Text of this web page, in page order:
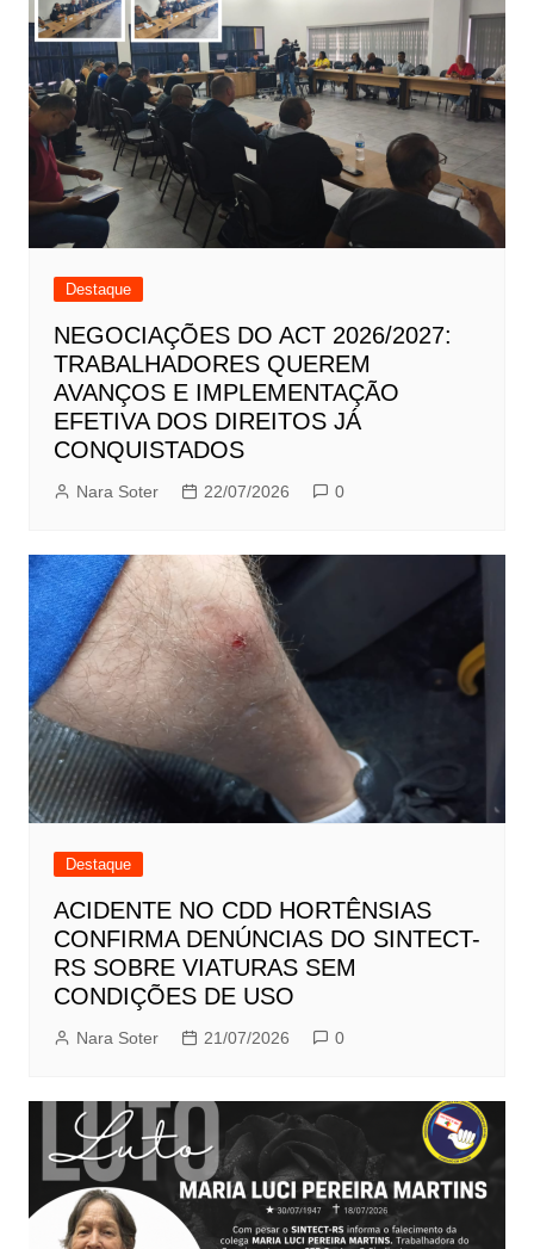
Destaque
NEGOCIAÇÕES DO ACT 2026/2027:
TRABALHADORES QUEREM
AVANÇOS E IMPLEMENTAÇÃO
EFETIVA DOS DIREITOS JÁ
CONQUISTADOS
Nara Soter 22/07/2026 0
Destaque
ACIDENTE NO CDD HORTÊNSIAS
CONFIRMA DENÚNCIAS DO SINTECT-
RS SOBRE VIATURAS SEM
CONDIÇÕES DE USO
Nara Soter 21/07/2026 0